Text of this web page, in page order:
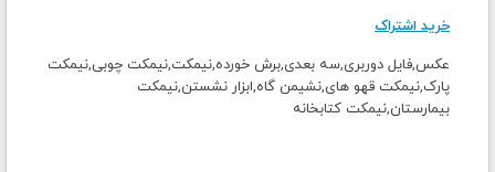
خرید اشتراک
عکس,فایل دوربری,سه بعدی,برش خورده,نیمکت,نیمکت چوبی,نیمکت
پارک,نیمکت قهو های,نشیمن گاه,ابزار نشستن,نیمکت
بیمارستان,نیمکت کتابخانه